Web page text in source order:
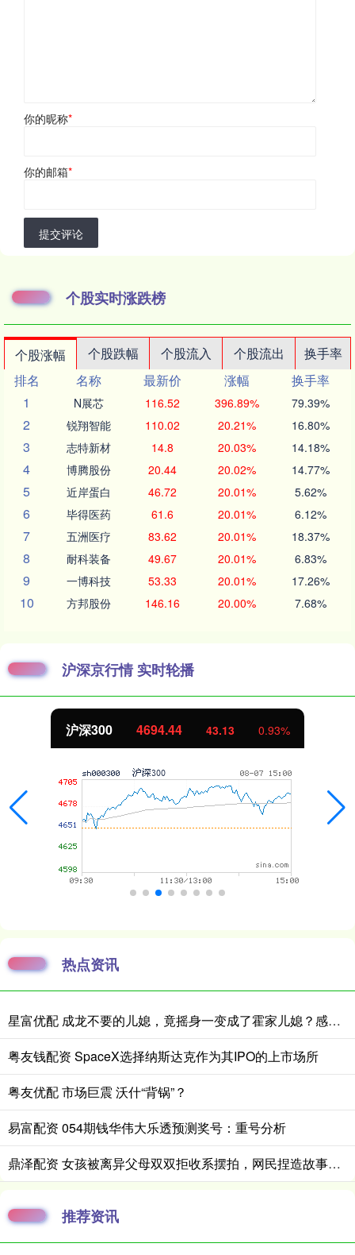
你的昵称*
你的邮箱*
提交评论
个股实时涨跌榜
个股涨幅 个股跌幅 个股流入 个股流出
换手率
排名
名称 最新价 涨幅
换手率
1
N展芯 116.52 396.89% 79.39%
2 锐翔智能 110.02 20.21% 16.80%
3 志特新材 14.8 20.03% 14.18%
4 博腾股份 20.44 20.02% 14.77%
5 近岸蛋白 46.72 20.01% 5.62%
6 毕得医药 61.6 20.01% 6.12%
7 五洲医疗 83.62 20.01% 18.37%
8 耐科装备 49.67 20.01% 6.83%
9 一博科技 53.33 20.01% 17.26%
10 方邦股份 146.16 20.00% 7.68%
沪深京行情 实时轮播
沪深300 4694.44 43.13 0.93%
热点资讯
星富优配 成龙不要的儿媳，竟摇身一变成了霍家儿媳？感到意外的何止他一人
粤友钱配资 SpaceX选择纳斯达克作为其IPO的上市场所
粤友优配 市场巨震 沃什“背锅”？
易富配资 054期钱华伟大乐透预测奖号：重号分析
鼎泽配资 女孩被离异父母双双拒收系摆拍，网民捏造故事情节被罚
推荐资讯